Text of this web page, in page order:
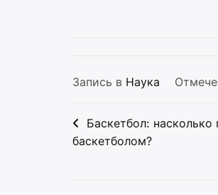
Запись в Наука
Навигация
по
Баскетбол: насколько
баскетболом?